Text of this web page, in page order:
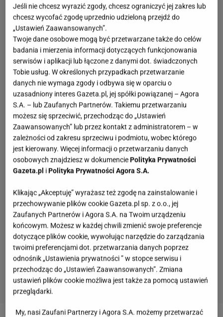
Jeśli nie chcesz wyrazić zgody, chcesz ograniczyć jej zakres lub
chcesz wycofać zgodę uprzednio udzieloną przejdź do
„Ustawień Zaawansowanych”.
Twoje dane osobowe mogą być przetwarzane także do celów
badania i mierzenia informacji dotyczących funkcjonowania
serwisów i aplikacji lub łączone z danymi dot. świadczonych
Tobie usług. W określonych przypadkach przetwarzanie
danych nie wymaga zgody i odbywa się w oparciu o
uzasadniony interes Gazeta.pl, jej spółki powiązanej – Agora
S.A. – lub Zaufanych Partnerów. Takiemu przetwarzaniu
możesz się sprzeciwić, przechodząc do „Ustawień
Zaawansowanych” lub przez kontakt z administratorem – w
zależności od zakresu sprzeciwu i podmiotu, wobec którego
jest kierowany. Więcej informacji o przetwarzaniu danych
osobowych znajdziesz w dokumenciePolityka Prywatności
Gazeta.pl iPolityka Prywatności Agora S.A.
Klikając „Akceptuję” wyrażasz też zgodę na zainstalowanie i
przechowywanie plików cookie Gazeta.pl sp. z o.o., jej
Zaufanych Partnerów i Agora S.A. na Twoim urządzeniu
końcowym. Możesz w każdej chwili zmienić swoje preferencje
dotyczące plików cookie, wywołując narzędzie do zarządzania
twoimi preferencjami dot. przetwarzania danych poprzez
odnośnik „Ustawienia prywatności ” w stopce serwisu i
przechodząc do „Ustawień Zaawansowanych”. Zmiana
ustawień plików cookie możliwa jest także za pomocą ustawień
przeglądarki.
My, nasi Zaufani Partnerzy i Agora S.A. możemy przetwarzać